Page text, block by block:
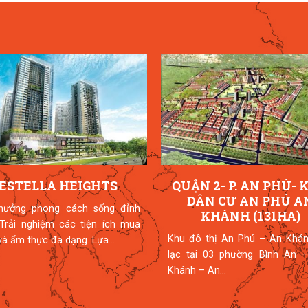
HEIGHTS
phong cách sống đỉnh
nghiệm các tiện ích mua
ẩm thực đa dạng. Lựa...
QUẬN 2- P. AN PHÚ-
DÂN CƯ AN PHÚ
KHÁNH (131HA)
Khu đô thị An Phú – An
lạc tại 03 phường Bình An
Khánh – An...